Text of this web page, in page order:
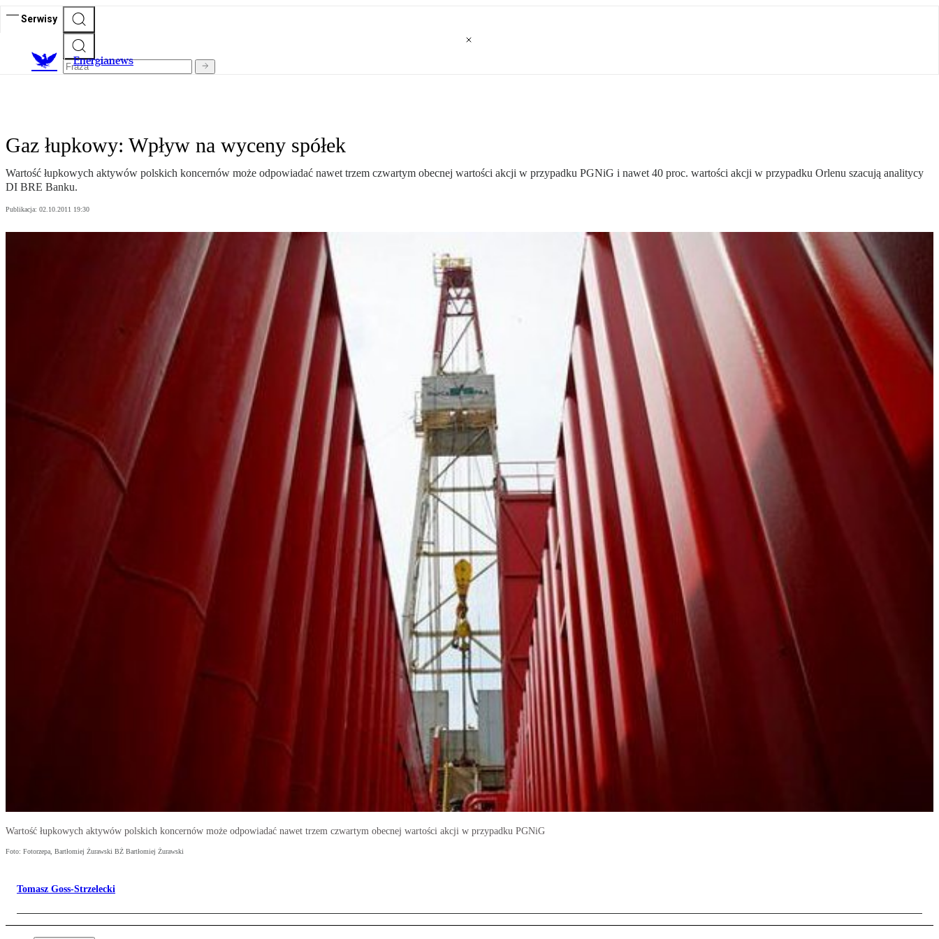
Serwisy
Energianews
Gaz łupkowy: Wpływ na wyceny spółek
Wartość łupkowych aktywów polskich koncernów może odpowiadać nawet trzem czwartym obecnej wartości akcji w przypadku PGNiG i nawet 40 proc. wartości akcji w przypadku Orlenu szacują analitycy
DI BRE Banku.
Publikacja: 02.10.2011 19:30
Wartość łupkowych aktywów polskich koncernów może odpowiadać nawet trzem czwartym obecnej wartości akcji w przypadku PGNiG
Foto: Fotorzepa, Bartłomiej Żurawski BŻ Bartłomiej Żurawski
Tomasz Goss-Strzelecki